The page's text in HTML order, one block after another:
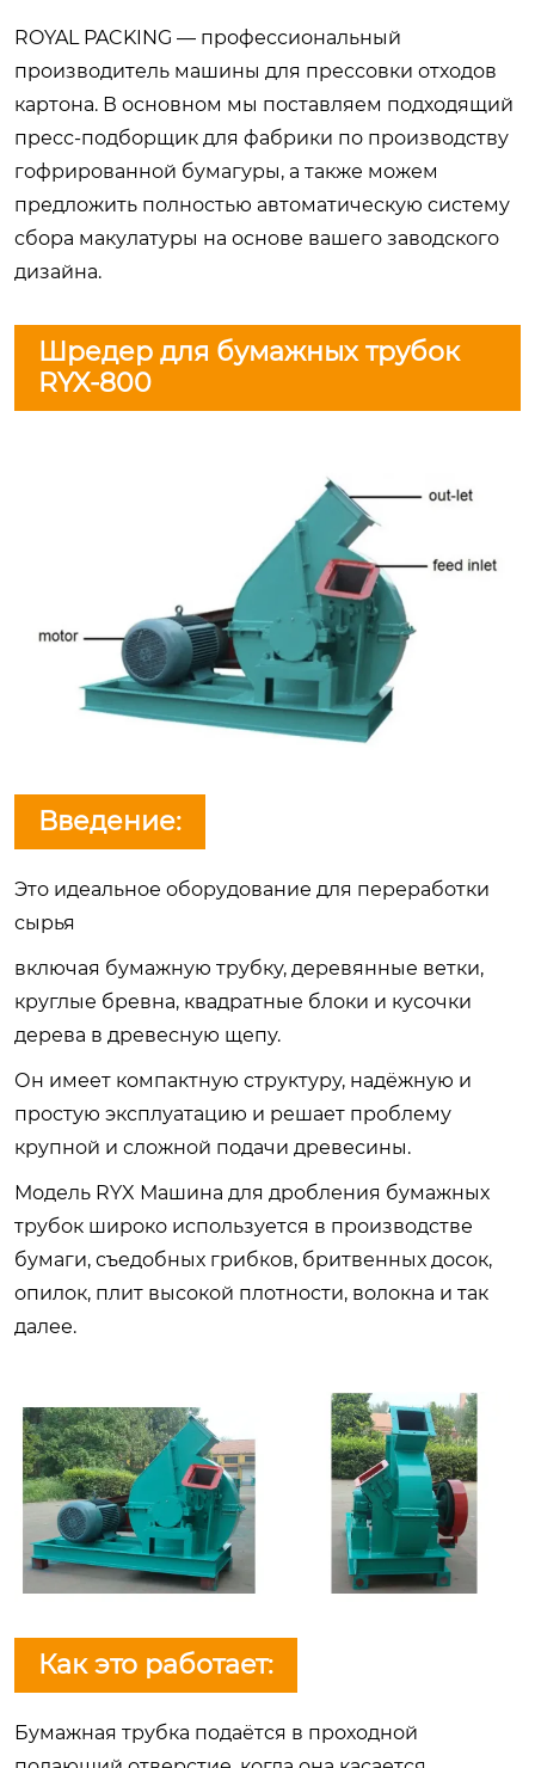
ROYAL PACKING — профессиональный
производитель машины для прессовки отходов
картона. В основном мы поставляем подходящий
пресс-подборщик для фабрики по производству
гофрированной бумагуры, а также можем
предложить полностью автоматическую систему
сбора макулатуры на основе вашего заводского
дизайна.
Шредер для бумажных трубок
RYX-800
Введение:
Это идеальное оборудование для переработки
сырья
включая бумажную трубку, деревянные ветки,
круглые бревна, квадратные блоки и кусочки
дерева в древесную щепу.
Он имеет компактную структуру, надёжную и
простую эксплуатацию и решает проблему
крупной и сложной подачи древесины.
Модель RYX Машина для дробления бумажных
трубок широко используется в производстве
бумаги, съедобных грибков, бритвенных досок,
опилок, плит высокой плотности, волокна и так
далее.
Как это работает:
Бумажная трубка подаётся в проходной